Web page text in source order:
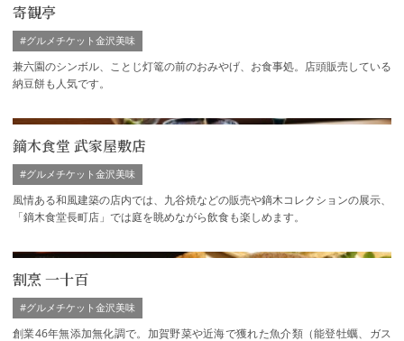
寄観亭
兼六園のシンボル、ことじ灯篭の前のおみやげ、お食事処。店頭販売している
納豆餅も人気です。
#グルメチケット金沢美味
鏑木食堂 武家屋敷店
風情ある和風建築の店内では、九谷焼などの販売や鏑木コレクションの展示、
「鏑木食堂長町店」では庭を眺めながら飲食も楽しめます。
#グルメチケット金沢美味
割烹 一十百
創業46年無添加無化調で。加賀野菜や近海で獲れた魚介類（能登牡蠣、ガス
#グルメチケット金沢美味